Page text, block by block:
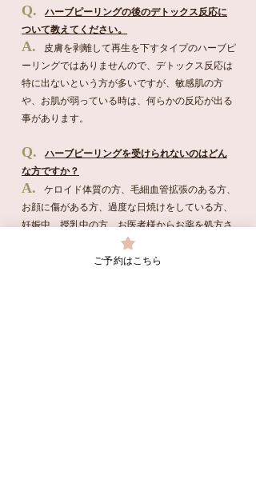
Q.
ハーブピーリングの後のデトックス反応に
ついて教えてください。
A.
皮膚を剥離して再生を下すタイプのハーブピ
ーリングではありませんので、デトックス反応は
特に出ないという方が多いですが、敏感肌の方
や、お肌が弱っている時は、何らかの反応が出る
事があります。
Q.
ハーブピーリングを受けられないのはどん
な方ですか？
A.
ケロイド体質の方、毛細血管拡張のある方、
お顔に傷がある方、過度な日焼けをしている方、
妊娠中、授乳中の方、お医者様からお薬を処方さ
れている方（ステロイド剤など）、プチ整形やア
ートメイクをして３週間以内の方、オペ手術の場
ご予約はこちら